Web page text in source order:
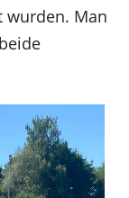
wurden. Man